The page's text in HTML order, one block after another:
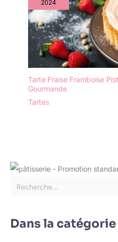
2024
Tarte Fraise Framboise
Gourmande
Tartes
Dans la catégorie